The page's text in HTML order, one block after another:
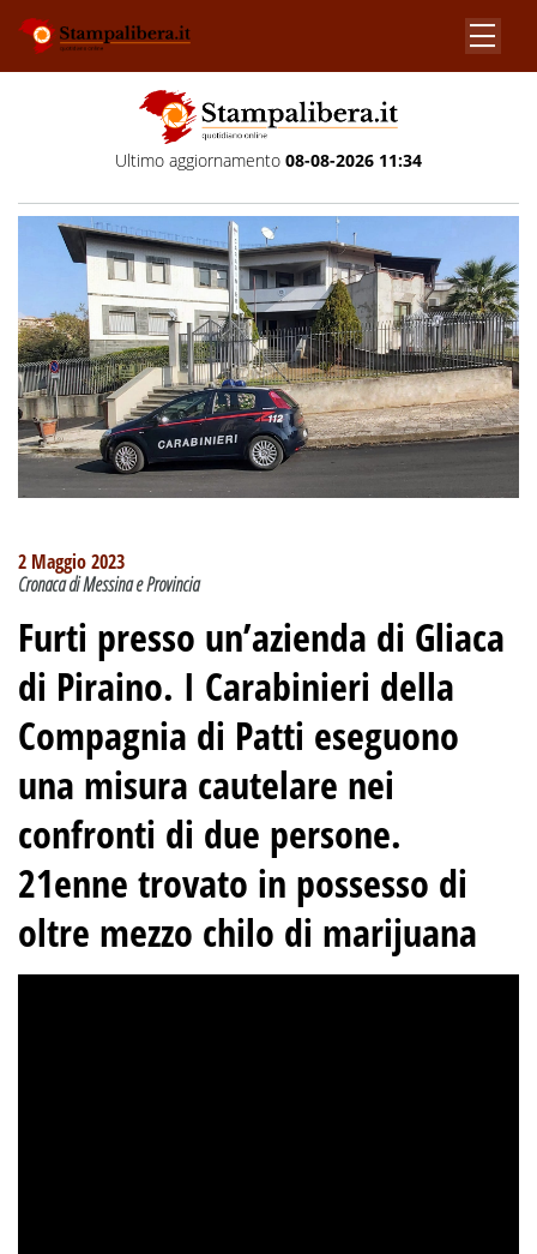
Ultimo aggiornamento 08-08-2026 11:34
2 Maggio 2023
Cronaca di Messina e Provincia
Furti presso un’azienda di Gliaca
di Piraino. I Carabinieri della
Compagnia di Patti eseguono
una misura cautelare nei
confronti di due persone.
21enne trovato in possesso di
oltre mezzo chilo di marijuana